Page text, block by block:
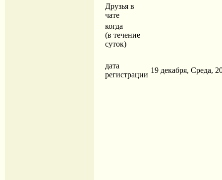
Друзья в
чате
когда
(в течение
суток)
дата
регистрации
19 декабря, Среда,